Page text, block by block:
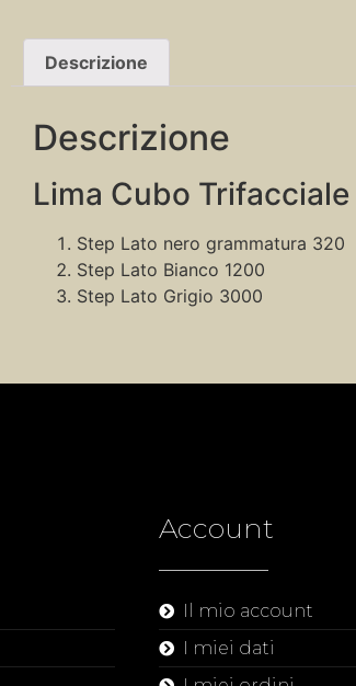
Descrizione
Descrizione
Lima Cubo
Step Lato nero grammatura 320
Step Lato Bianco 1200
Step Lato Grigio 3000
Account
Il mio account
I miei dati